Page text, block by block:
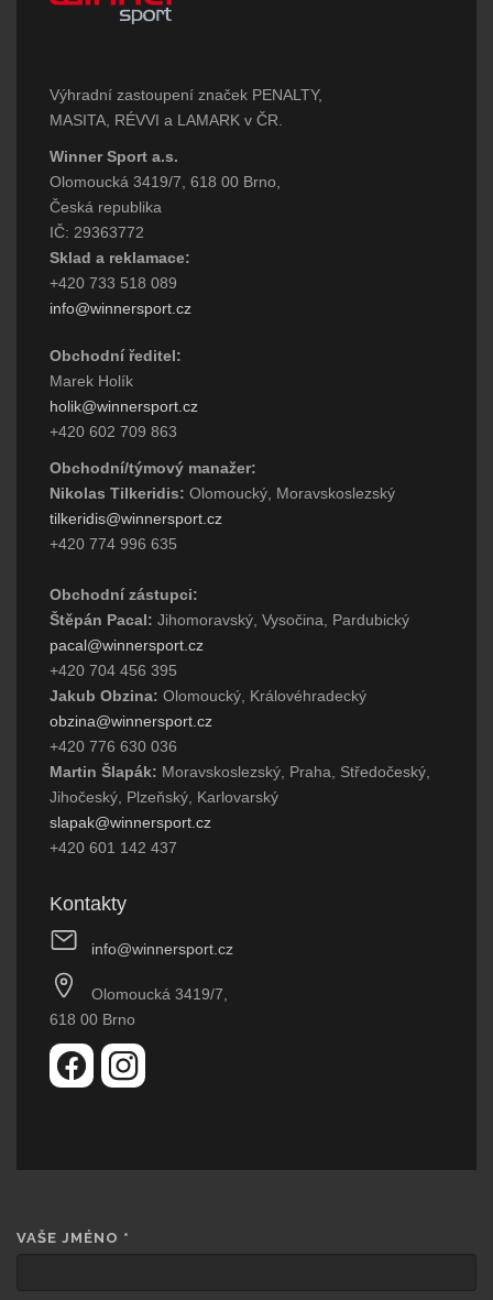
Výhradní zastoupení značek PENALTY,
MASITA, RÉVVI a LAMARK v ČR.
Winner Sport a.s.
Olomoucká 3419/7, 618 00 Brno,
Česká republika
IČ: 29363772
Sklad a reklamace:
+420 733 518 089
info@winnersport.cz
Obchodní ředitel:
Marek Holík
holik@winnersport.cz
+420 602 709 863
Obchodní/týmový manažer:
Nikolas Tilkeridis: Olomoucký, Moravskoslezský
tilkeridis@winnersport.cz
+420 774 996 635
Obchodní zástupci:
Štěpán Pacal: Jihomoravský, Vysočina, Pardubický
pacal@winnersport.cz
+420 704 456 395
Jakub Obzina: Olomoucký, Královéhradecký
obzina@winnersport.cz
+420 776 630 036
Martin Šlapák: Moravskoslezský, Praha, Středočeský,
Jihočeský, Plzeňský, Karlovarský
slapak@winnersport.cz
+420 601 142 437
Kontakty
info@winnersport.cz
Olomoucká 3419/7,
618 00 Brno
VAŠE JMÉNO *